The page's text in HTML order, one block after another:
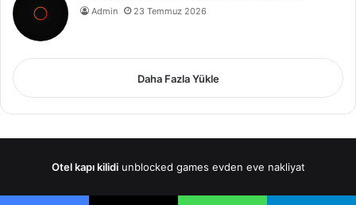
Admin 23 Temmuz 2026
Daha Fazla Yükle
Otel kapı kilidi unblocked games evden eve nakliyat